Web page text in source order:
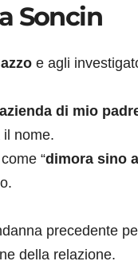
Soncin
e agli
di mio
il nome.
“dimora sino
precedente
della relazione.